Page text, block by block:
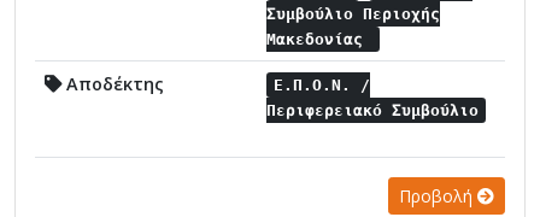
Συμβούλιο Περιοχής
Μακεδονίας
Αποδέκτης
Ε.Π.Ο.Ν. /
Περιφερειακό Συμβούλιο
Προβολή